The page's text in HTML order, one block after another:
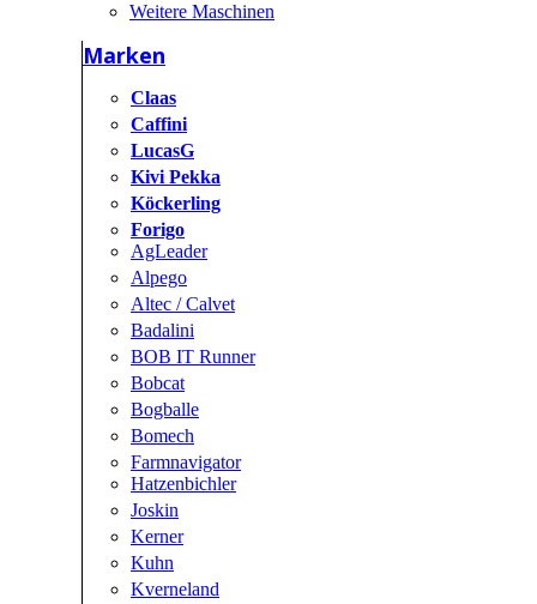
Weitere Maschinen
Marken
Claas
Caffini
LucasG
Kivi Pekka
Köckerling
Forigo
AgLeader
Alpego
Altec / Calvet
Badalini
BOB IT Runner
Bobcat
Bogballe
Bomech
Farmnavigator
Hatzenbichler
Joskin
Kerner
Kuhn
Kverneland